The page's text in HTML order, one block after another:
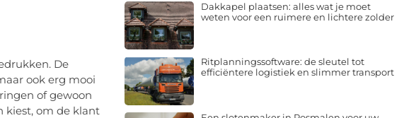
De
ook erg mooi
of gewoon
kiest, om de klant
Dakkapel plaatsen: alles wat je moet
weten voor een ruimere en lichtere zolder
Ritplanningssoftware: de sleutel tot
efficiëntere logistiek en slimmer transport